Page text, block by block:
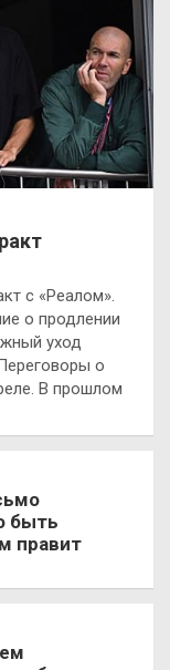
с «Реалом».
о продлении
уход
о
В прошлом
быть
правит